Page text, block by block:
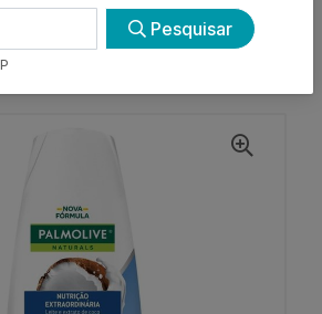
NATURALS MACIEZ
Pesquisar